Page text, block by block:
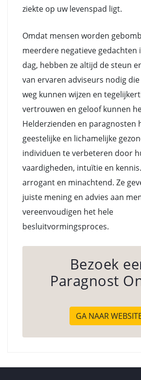
ziekte op uw levenspad ligt.
Omdat mensen worden
meerdere negatieve gedachten
dag, hebben ze altijd de steun
van ervaren adviseurs nodig
weg kunnen wijzen en
vertrouwen en geloof kunnen
Helderzienden en paragnosten
geestelijke en lichamelijke
individuen te verbeteren door
vaardigheden, intuïtie en
arrogant en minachtend. Ze
juiste mening en advies aan
vereenvoudigen het hele
besluitvormingsproces.
Bezoek
Paragnost
GA NAAR